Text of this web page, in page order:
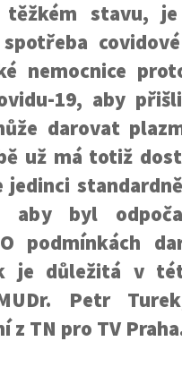
těžkém stavu,
nemocnice
19, aby
darovat
už má totiž
jedinci
aby byl
podmínkách
je důležitá v
Petr
z TN pro TV